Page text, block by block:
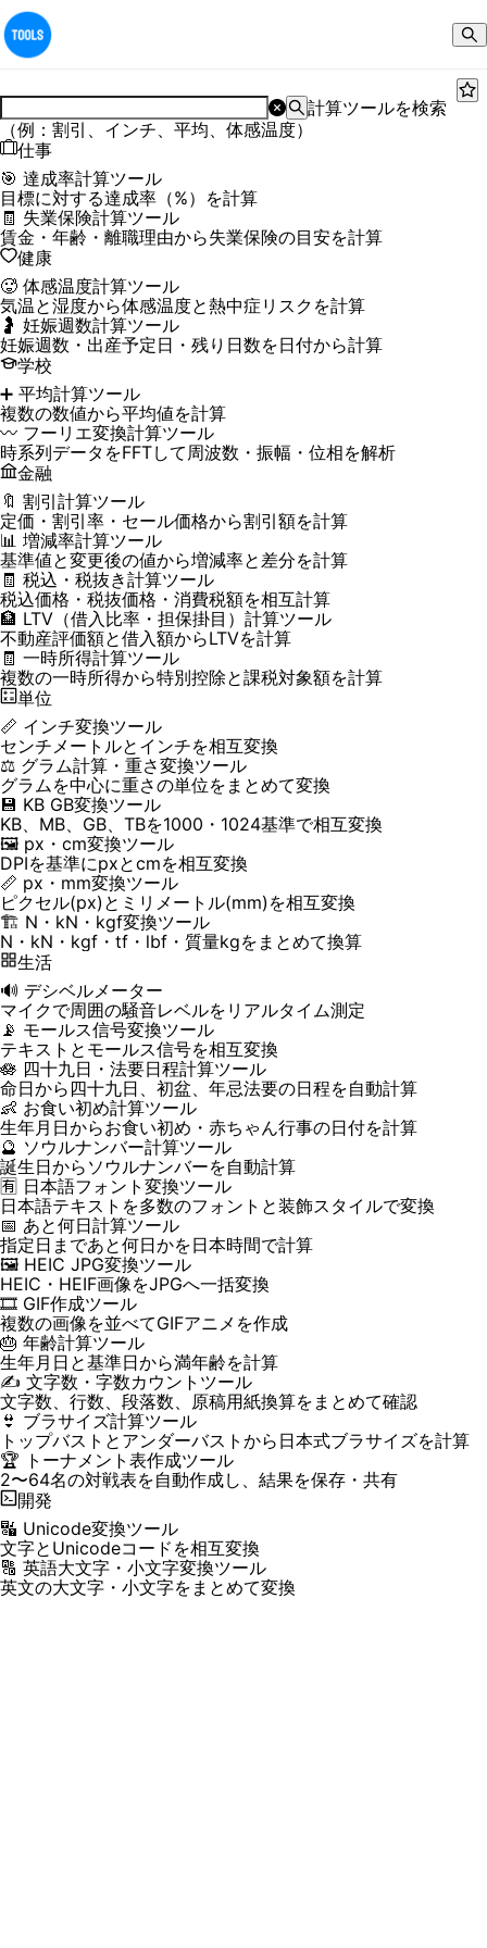
計算ツールを検索
（例：割引、インチ、平均、体感温度）
仕事
🎯 達成率計算ツール
目標に対する達成率（%）を計算
🧾 失業保険計算ツール
賃金・年齢・離職理由から失業保険の目安を計算
健康
🥵 体感温度計算ツール
気温と湿度から体感温度と熱中症リスクを計算
🤰 妊娠週数計算ツール
妊娠週数・出産予定日・残り日数を日付から計算
学校
➕ 平均計算ツール
複数の数値から平均値を計算
〰️ フーリエ変換計算ツール
時系列データをFFTして周波数・振幅・位相を解析
金融
🔖 割引計算ツール
定価・割引率・セール価格から割引額を計算
📊 増減率計算ツール
基準値と変更後の値から増減率と差分を計算
🧾 税込・税抜き計算ツール
税込価格・税抜価格・消費税額を相互計算
🏦 LTV（借入比率・担保掛目）計算ツール
不動産評価額と借入額からLTVを計算
🧾 一時所得計算ツール
複数の一時所得から特別控除と課税対象額を計算
単位
📏 インチ変換ツール
センチメートルとインチを相互変換
⚖️ グラム計算・重さ変換ツール
グラムを中心に重さの単位をまとめて変換
💾 KB GB変換ツール
KB、MB、GB、TBを1000・1024基準で相互変換
🖼️ px・cm変換ツール
DPIを基準にpxとcmを相互変換
📏 px・mm変換ツール
ピクセル(px)とミリメートル(mm)を相互変換
🏗️ N・kN・kgf変換ツール
N・kN・kgf・tf・lbf・質量kgをまとめて換算
生活
🔊 デシベルメーター
マイクで周囲の騒音レベルをリアルタイム測定
📡 モールス信号変換ツール
テキストとモールス信号を相互変換
🪷 四十九日・法要日程計算ツール
命日から四十九日、初盆、年忌法要の日程を自動計算
👶 お食い初め計算ツール
生年月日からお食い初め・赤ちゃん行事の日付を計算
🔮 ソウルナンバー計算ツール
誕生日からソウルナンバーを自動計算
🈶 日本語フォント変換ツール
日本語テキストを多数のフォントと装飾スタイルで変換
📅 あと何日計算ツール
指定日まであと何日かを日本時間で計算
🖼️ HEIC JPG変換ツール
HEIC・HEIF画像をJPGへ一括変換
🎞️ GIF作成ツール
複数の画像を並べてGIFアニメを作成
🎂 年齢計算ツール
生年月日と基準日から満年齢を計算
✍️ 文字数・字数カウントツール
文字数、行数、段落数、原稿用紙換算をまとめて確認
👙 ブラサイズ計算ツール
トップバストとアンダーバストから日本式ブラサイズを計算
🏆 トーナメント表作成ツール
2〜64名の対戦表を自動作成し、結果を保存・共有
開発
🔣 Unicode変換ツール
文字とUnicodeコードを相互変換
🔠 英語大文字・小文字変換ツール
英文の大文字・小文字をまとめて変換